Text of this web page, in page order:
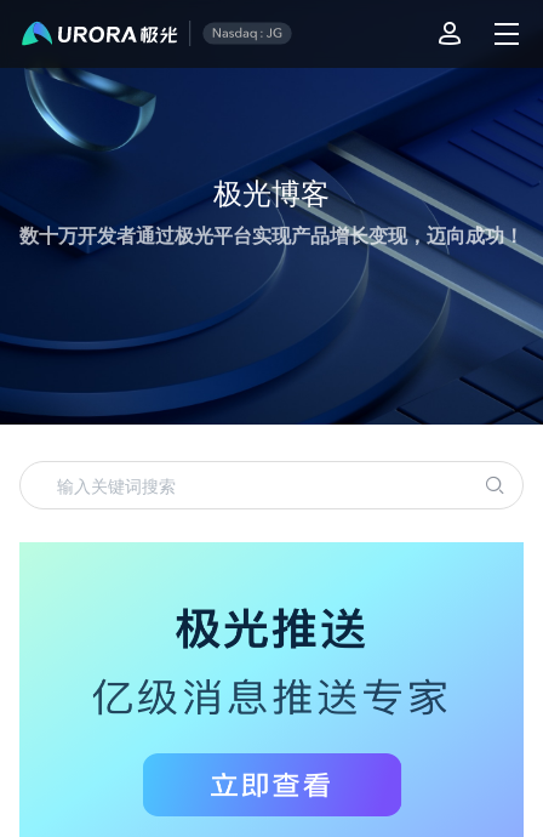
极光博客
数十万开发者通过极光平台实现产品增长变现，迈向成功！